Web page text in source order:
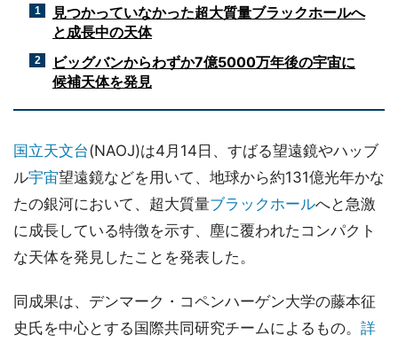
1
見つかっていなかった超大質量ブラックホールへ
と成長中の天体
2
ビッグバンからわずか7億5000万年後の宇宙に
候補天体を発見
国立天文台(NAOJ)は4月14日、すばる望遠鏡やハッブ
ル宇宙望遠鏡などを用いて、地球から約131億光年かな
たの銀河において、超大質量ブラックホールへと急激
に成長している特徴を示す、塵に覆われたコンパクト
な天体を発見したことを発表した。
同成果は、デンマーク・コペンハーゲン大学の藤本征
史氏を中心とする国際共同研究チームによるもの。 詳